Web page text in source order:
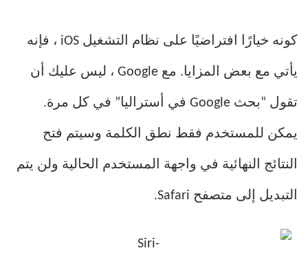
كونه خيارًا افتراضيًا على نظام التشغيل iOS ، فإنه
يأتي مع بعض المزايا. مع Google ، ليس عليك أن
تقول “بحث Google في أستراليا” في كل مرة.
يمكن للمستخدم فقط نطق الكلمة وسيتم فتح
النتائج النهائية في واجهة المستخدم الحالية ولن يتم
التبديل إلى متصفح Safari.